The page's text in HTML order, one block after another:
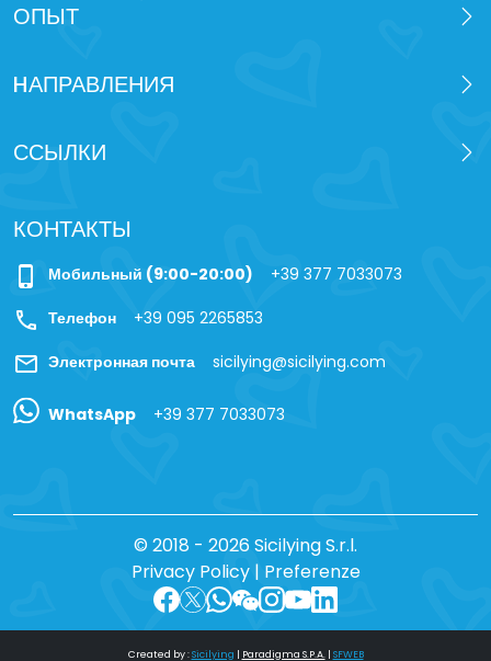
ОПЫТ
HАПРАВЛЕНИЯ
ССЫЛКИ
КОНТАКТЫ
phone_iphone Мобильный (9:00-20:00) +39 377 7033073
call Телефон +39 095 2265853
mail Электронная почта sicilying@sicilying.com
WhatsApp +39 377 7033073
© 2018 - 2026 Sicilying S.r.l.
Privacy Policy| Preferenze
Created by :Sicilying | Paradigma S.P.A.| SFWEB